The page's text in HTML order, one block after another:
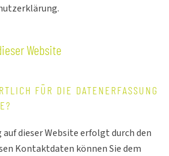
Website
FÜR DIE DATENERFASSUNG
dieser Website erfolgt durch den
Kontaktdaten können Sie dem